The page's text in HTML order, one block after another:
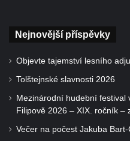
Nejnovější příspěvky
Objevte tajemství lesního
Tolštejnské slavnosti 2026
Mezinárodní hudební
Filipově 2026 – XIX. ročník –
Večer na počest Jakuba